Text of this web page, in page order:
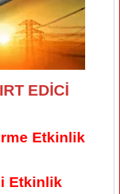
EDİCİ
Etkinlik
Etkinlik